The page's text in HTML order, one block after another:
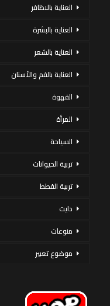
العناية بالاظافر
العناية بالبشرة
العناية بالشعر
العناية بالفم والأسنان
القهوة
المرأة
السياحة
تربية الحيوانات
تربية القطط
دايت
منوعات
موضوع تعبير